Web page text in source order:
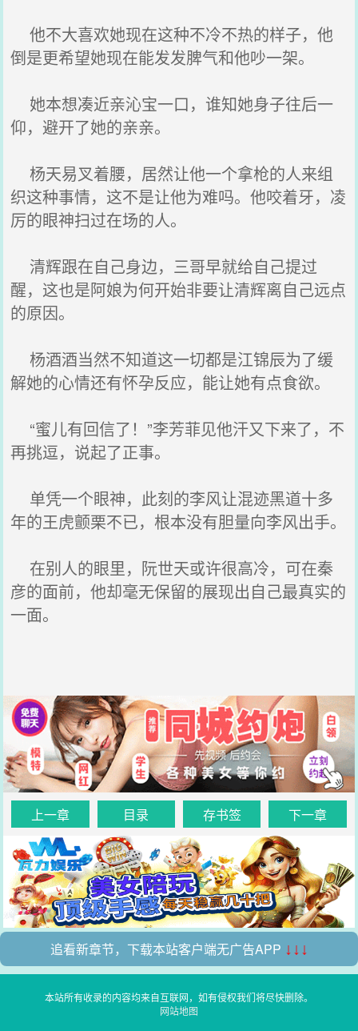
他不大喜欢她现在这种不冷不热的样子，他
倒是更希望她现在能发发脾气和他吵一架。
她本想凑近亲沁宝一口，谁知她身子往后一
仰，避开了她的亲亲。
杨天易叉着腰，居然让他一个拿枪的人来组
织这种事情，这不是让他为难吗。他咬着牙，凌
厉的眼神扫过在场的人。
清辉跟在自己身边，三哥早就给自己提过
醒，这也是阿娘为何开始非要让清辉离自己远点
的原因。
杨酒酒当然不知道这一切都是江锦辰为了缓
解她的心情还有怀孕反应，能让她有点食欲。
“蜜儿有回信了！”李芳菲见他汗又下来了，不
再挑逗，说起了正事。
单凭一个眼神，此刻的李风让混迹黑道十多
年的王虎颤栗不已，根本没有胆量向李风出手。
在别人的眼里，阮世天或许很高冷，可在秦
彦的面前，他却毫无保留的展现出自己最真实的
一面。
上一章 目录 存书签 下一章
追看新章节，下载本站客户端无广告APP ↓↓↓
本站所有收录的内容均来自互联网，如有侵权我们将尽快删除。
网站地图